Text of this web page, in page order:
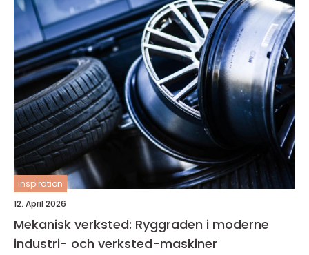
inspiration
12. April 2026
Mekanisk verksted: Ryggraden i moderne
industri- och verksted-maskiner